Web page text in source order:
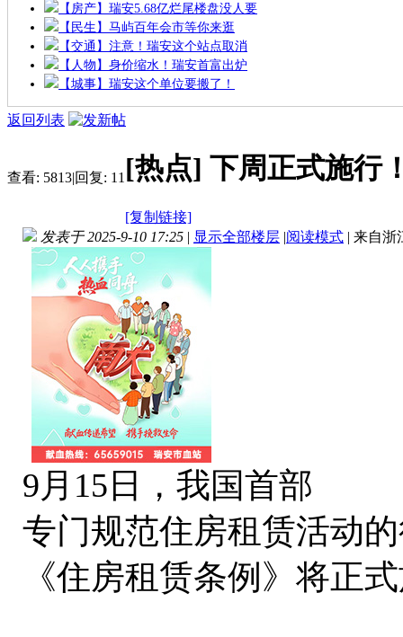
【房产】瑞安5.68亿烂尾楼盘没人要
【民生】马屿百年会市等你来逛
【交通】注意！瑞安这个站点取消
【人物】身价缩水！瑞安首富出炉
【城事】瑞安这个单位要搬了！
返回列表
查看: 5813|回复: 11 [热点] 下周正式施行
[复制链接]
发表于 2025-9-10 17:25 | 显示全部楼层 |阅读模式 | 来自浙
9月15日，我国首部
专门规范住房租赁活动
《住房租赁条例》将正